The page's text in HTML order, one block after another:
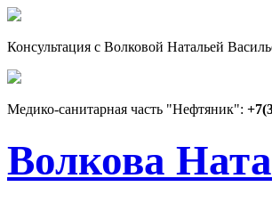
Консультация с Волковой Натальей
Медико-санитарная часть "Нефтяник":
Волкова